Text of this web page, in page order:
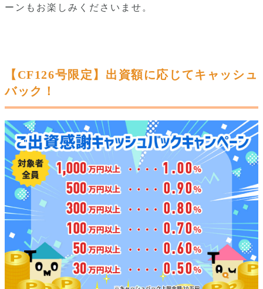
ーンもお楽しみくださいませ。
【CF126号限定】出資額に応じてキャッシュ
バック！